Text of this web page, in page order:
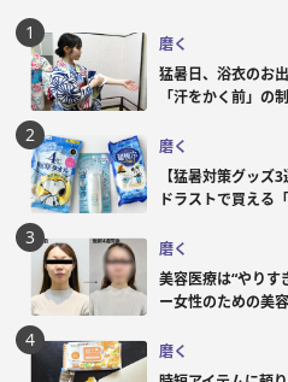
磨く
猛暑日、浴衣のお
「汗をかく前」の
磨く
【猛暑対策グッズ
ドラストで買える
磨く
美容医療は“やり
ー女性のための美
磨く